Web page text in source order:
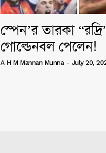
স্পেন’র তারকা
গোল্ডেনবল পেলেন!
A H M Mannan Munna - July 20,